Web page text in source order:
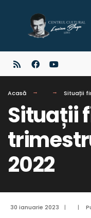
Acasă Situații
Situații
2022
30 ianuarie 2023 | |